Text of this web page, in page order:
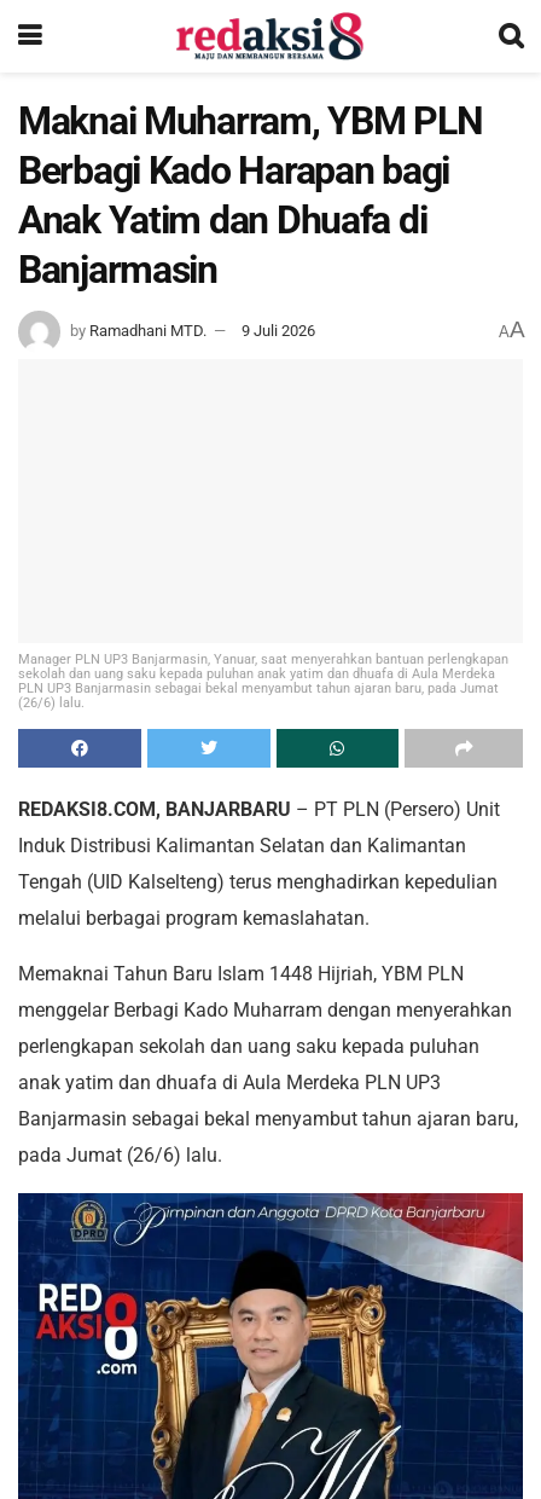
Maknai Muharram, YBM PLN
Berbagi Kado Harapan bagi
Anak Yatim dan Dhuafa di
Banjarmasin
by Ramadhani MTD. 9 Juli 2026 AA
Manager PLN UP3 Banjarmasin, Yanuar, saat menyerahkan bantuan perlengkapan
sekolah dan uang saku kepada puluhan anak yatim dan dhuafa di Aula Merdeka
PLN UP3 Banjarmasin sebagai bekal menyambut tahun ajaran baru, pada Jumat
(26/6) lalu.
REDAKSI8.COM, BANJARBARU – PT PLN (Persero) Unit
Induk Distribusi Kalimantan Selatan dan Kalimantan
Tengah (UID Kalselteng) terus menghadirkan kepedulian
melalui berbagai program kemaslahatan.
Memaknai Tahun Baru Islam 1448 Hijriah, YBM PLN
menggelar Berbagi Kado Muharram dengan menyerahkan
perlengkapan sekolah dan uang saku kepada puluhan
anak yatim dan dhuafa di Aula Merdeka PLN UP3
Banjarmasin sebagai bekal menyambut tahun ajaran baru,
pada Jumat (26/6) lalu.